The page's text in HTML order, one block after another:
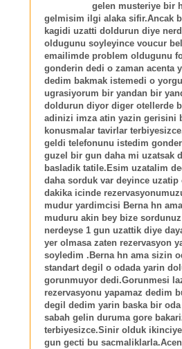
gelen musteriye bir
gelmisim ilgi alaka sifir.Ancak
kagidi uzatti doldurun diye
oldugunu soyleyince voucur
emailimde problem oldugunu
gonderin dedi o zaman acenta
dedim bakmak istemedi o
ugrasiyorum bir yandan bir
doldurun diyor diger otellerde
adinizi imza atin yazin gerisini
konusmalar tavirlar
geldi telefonunu istedim
guzel bir gun daha mi uzatsak
basladik tatile.Esim uzatalim
daha sorduk var deyince
dakika icinde
mudur yardimcisi Berna hn
muduru akin bey bize
nerdeyse 1 gun uzattik diye
yer olmasa zaten rezervasyon
soyledim .Berna hn ama sizin
standart degil o odada yarin
gorunmuyor dedi.Gorunmesi
rezervasyonu yapamaz dedim
degil dedim yarin baska bir
sabah gelin duruma gore
terbiyesizce.Sinir olduk
gun gecti bu